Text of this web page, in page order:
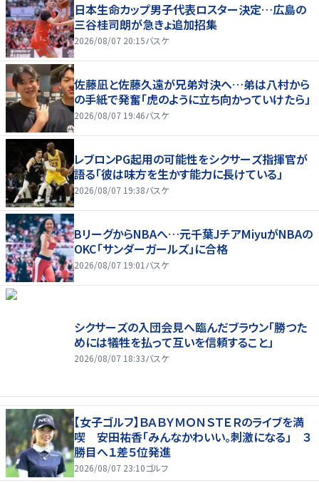
日本生命カップ男子代表ロスター決定…広島の
三谷桂司朗が急きょ追加招集
2026/08/07 20:15バスケ
佐藤凪と佐藤久遠が兄弟対決へ…弟は八村から
の手紙で発奮「虎のように立ち向かっていけたら」
2026/08/07 19:46バスケ
レブロンPG起用の可能性をシクサーズ指揮官が
語る「彼は味方を生かす能力に長けている」
2026/08/07 19:38バスケ
BリーグからNBAへ…元千葉JチアMiyuがNBAの
OKC「サンダーガールズ」に合格
2026/08/07 19:01 バスケ
シクサーズの入団会見へ臨んだブラウン「勝つた
めには犠牲を払って互いを信頼すること」
2026/08/07 18:33バスケ
【女子ゴルフ】ＢＡＢＹＭＯＮＳＴＥＲのライブを満
喫 安田祐香「みんなかわいい。刺激になる」 ３
勝目へ１差５位発進
2026/08/07 23:10ゴルフ